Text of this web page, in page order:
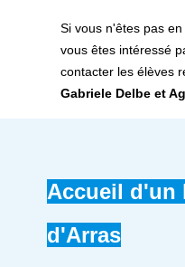
Si vous n'êtes pas
vous êtes intéressé
contacter les élèves
Gabriele Delbe et
Accueil d'un
d'Arras